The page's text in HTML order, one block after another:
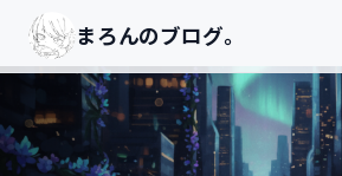
まろんのブログ｡